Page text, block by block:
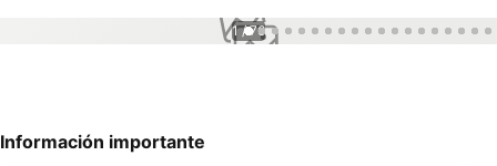
1 / 76
Información importante